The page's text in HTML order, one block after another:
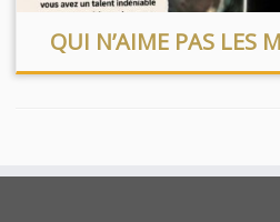
QUI N’AIME PAS LES